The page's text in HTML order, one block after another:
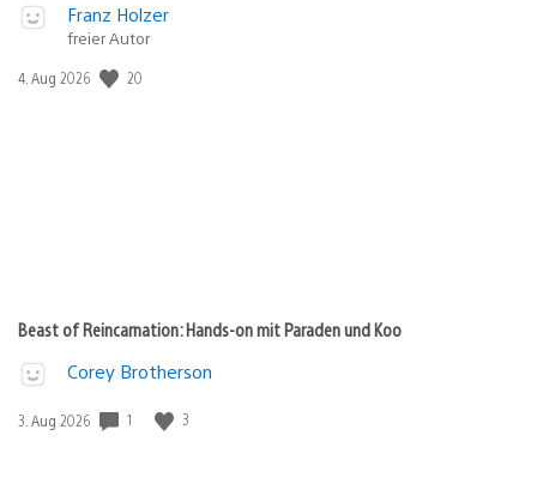
Franz Holzer
freier Autor
Veröffentlichungsdatum:
4. Aug 2026 20
Beast of Reincarnation: Hands-on mit Paraden und Koo
Corey Brotherson
Veröffentlichungsdatum:
3. Aug 2026 1 3